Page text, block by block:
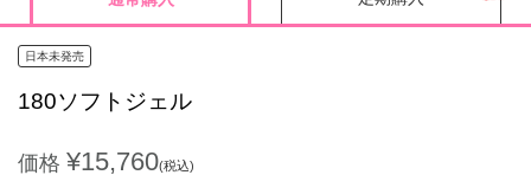
日本未発売
180ソフトジェル
価格 ¥15,760(税込)